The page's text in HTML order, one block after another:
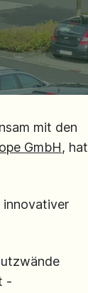
mit den
GmbH, hat
innovativer
-